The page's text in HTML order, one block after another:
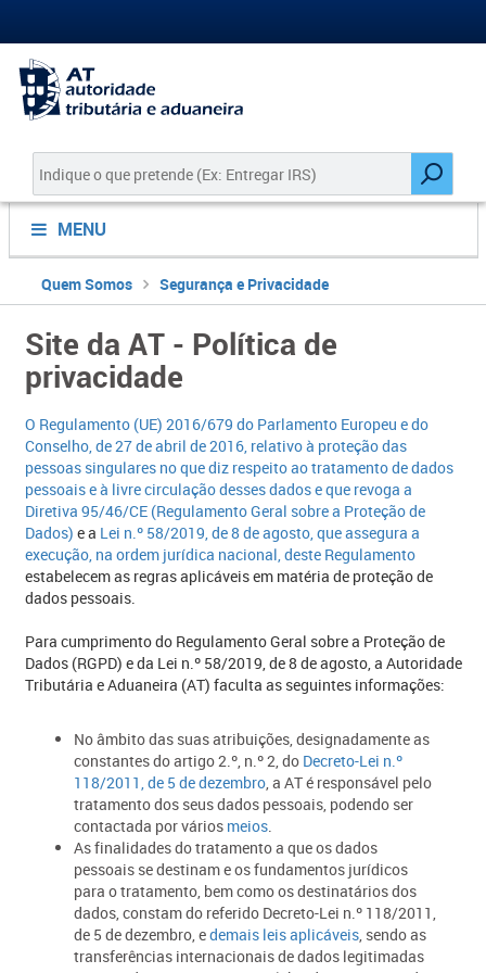
MENU
Quem Somos Segurança e Privacidade
Site da AT - Política de
privacidade
O Regulamento (UE) 2016/679 do P​arlamento Europeu e do
Conselho, de 27 de abril de 2016, relativo à proteção das
pessoas singulares no que diz respeito ao tratamento de dados
pessoais e à livre circulação desses dados e que revoga a
Diretiva 95/46/CE (Regulamento Geral sobre a Proteção de
Dados) e a Lei n.º 58/2019, de 8 de agosto, que assegura a
execução, na ordem jurídica nacional, deste Regulamento
estabelecem as regras aplicáveis em matéria de proteção de
dados pessoais.
Para cumprimento do Regulamento Geral sobre a Proteção de
Dados (RGPD) e da Lei n.º 58/2019, de 8 de agosto, a Autoridade
Tributária e Aduaneira (AT) faculta as seguintes informações:
No âmbito das suas atribuições, designadamente as
constantes do artigo 2.º, n.º 2, do Decreto-Lei n.º
118/2011, de 5 de dezembro, a AT é responsável pelo
tratamento dos seus dados pessoais, podendo ser
contactada por vários meios.
As finalidades do tratamento a que os dados
pessoais se destinam e os fundamentos jurídicos
para o tratamento, bem como os destinatários dos
dados, constam do referido Decreto-Lei n.º 118/2011,
de 5 de dezembro, edemais leis aplicáveis, sendo as
transferências internacionais de dados legitimadas